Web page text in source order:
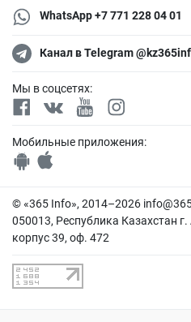
WhatsApp +7 771 228 04 01
Канал в Telegram
Мы в соцсетях:
Мобильные приложения:
© «365 Info», 2014–2026
050013, Республика Казахстан
корпус 39, оф. 472